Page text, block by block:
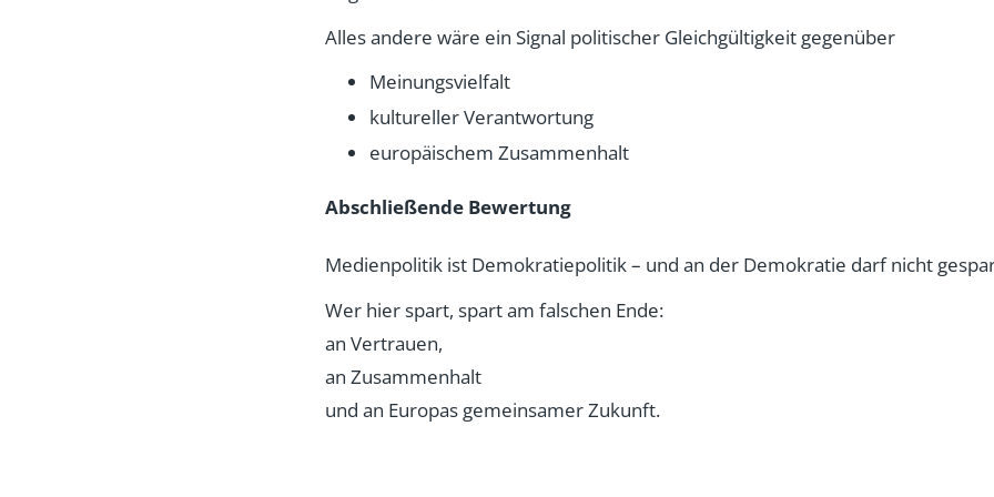
Alles andere wäre ein Signal politischer Gleichgültigkeit gegenüber
Meinungsvielfalt
kultureller Verantwortung
europäischem Zusammenhalt
Abschließende Bewertung
Medienpolitik ist Demokratiepolitik – und an der Demokratie darf nicht
Wer hier spart, spart am falschen Ende:
an Vertrauen,
an Zusammenhalt
und an Europas gemeinsamer Zukunft.